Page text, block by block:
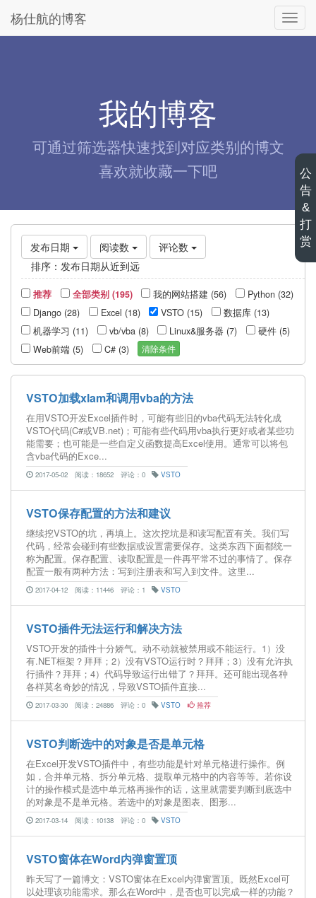
切
换
杨仕航的博客
我的博客
可通过筛选器快速找到对应类别的博文
喜欢就收藏一下吧
发布日期 阅读数
评论数
排序： 发布日期从近到远
推荐 全部类别 (195) 我的网站搭建 (56)
Python (32)
Django (28)
Excel (18) VSTO (15)
数据库 (13)
机器学习 (11)
vb/vba (8) Linux&服务器 (7)
硬件 (5)
Web前端 (5)
C# (3) 清除条件
VSTO加载xlam和调用vba的方法
在用VSTO开发Excel插件时，可能有些旧的vba代码无法转化成
VSTO代码(C#或VB.net)；可能有些代码用vba执行更好或者某些功
能需要；也可能是一些自定义函数提高Excel使用。通常可以将包
含vba代码的Exce...
2017-05-02 阅读：18652 评论：0 VSTO
VSTO保存配置的方法和建议
继续挖VSTO的坑，再填上。这次挖坑是和读写配置有关。我们写
代码，经常会碰到有些数据或设置需要保存。这类东西下面都统一
称为配置。保存配置、读取配置是一件再平常不过的事情了。保存
配置一般有两种方法：写到注册表和写入到文件。这里...
2017-04-12 阅读：11446 评论：1 VSTO
VSTO插件无法运行和解决方法
VSTO开发的插件十分娇气。动不动就被禁用或不能运行。1）没
有.NET框架？拜拜；2）没有VSTO运行时？拜拜；3）没有允许执
行插件？拜拜；4）代码导致运行出错了？拜拜。还可能出现各种
各样莫名奇妙的情况，导致VSTO插件直接...
2017-03-30 阅读：24886 评论：0 VSTO 推荐
VSTO判断选中的对象是否是单元格
在Excel开发VSTO插件中，有些功能是针对单元格进行操作。例
如，合并单元格、拆分单元格、提取单元格中的内容等等。若你设
计的操作模式是选中单元格再操作的话，这里就需要判断到底选中
的对象是不是单元格。若选中的对象是图表、图形...
2017-03-14 阅读：10138 评论：0 VSTO
VSTO窗体在Word内弹窗置顶
昨天写了一篇博文：VSTO窗体在Excel内弹窗置顶。既然Excel可
以处理该功能需求。那么在Word中，是否也可以完成一样的功能？
公
告
&
打
赏